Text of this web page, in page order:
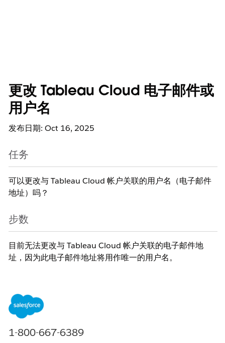
更改 Tableau Cloud 电子邮件或
用户名
发布日期: Oct 16, 2025
任务
可以更改与 Tableau Cloud 帐户关联的用户名（电子邮件
地址）吗？
步数
目前无法更改与 Tableau Cloud 帐户关联的电子邮件地
址，因为此电子邮件地址将用作唯一的用户名。
选项 1
添加新的用户电子邮件帐户，移动他们的内容，然后删除他们以前
的用户帐户：
使用所需的电子邮件地址创建一个新帐户。有关详细
1-800-667-6389